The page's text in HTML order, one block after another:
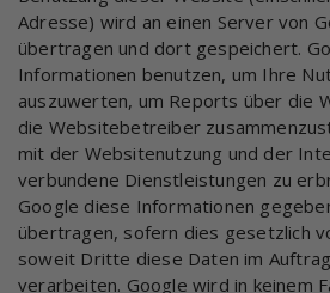
Adresse) wird an einen Server von
übertragen und dort gespeichert.
Informationen benutzen, um Ihre
auszuwerten, um Reports über die
die Websitebetreiber
mit der Websitenutzung und der
verbundene Dienstleistungen zu
Google diese Informationen
übertragen, sofern dies gesetzlich
soweit Dritte diese Daten im
verarbeiten. Google wird in keinem